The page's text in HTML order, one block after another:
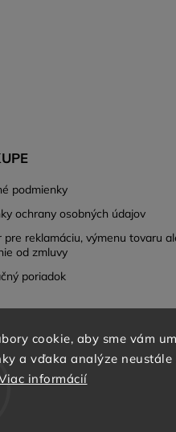
cookie, aby sme vám
a vďaka analýze
informácií
podmienky
ochrany osobných údajov
pre reklamáciu, výmenu tovaru
od zmluvy
poriadok